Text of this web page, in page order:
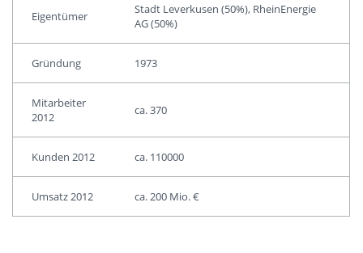
Eigentümer
Stadt Leverkusen (50%), RheinEnergie
AG (50%)
Gründung 1973
Mitarbeiter
2012
ca. 370
Kunden 2012 ca. 110000
Umsatz 2012 ca. 200 Mio. €